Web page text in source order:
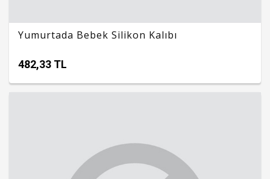
Yumurtada Bebek Silikon Kalıbı
482,33 TL